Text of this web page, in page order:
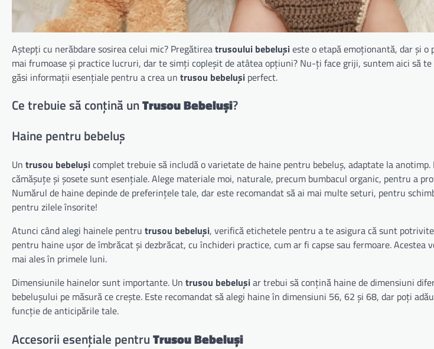
Aștepți cu nerăbdare sosirea celui mic? Pregătireatrusoului bebelușieste o etapă emoționantă, dar și o
mai frumoase și practice lucruri, dar te simți copleșit de atâtea opțiuni? Nu-ți face griji, suntem aici să
găsi informații esențiale pentru a crea un trusou bebeluși perfect.
Ce trebuie să conțină unTrusou Bebeluși?
Haine pentru bebeluș
Un trusou bebelușicomplet trebuie să includă o varietate de haine pentru bebeluș, adaptate la
cămășuțe și șosete sunt esențiale. Alege materiale moi, naturale, precum bumbacul organic, pentru a
Numărul de haine depinde de preferințele tale, dar este recomandat să ai mai multe seturi, pentru
pentru zilele însorite!
Atunci când alegi hainele pentru trusou bebeluși, verifică etichetele pentru a te asigura că sunt
pentru haine ușor de îmbrăcat și dezbrăcat, cu închideri practice, cum ar fi capse sau fermoare. Acestea
mai ales în primele luni.
Dimensiunile hainelor sunt importante. Un trusou bebelușiar trebui să conțină haine de dimensiuni
bebelușului pe măsură ce crește. Este recomandat să alegi haine în dimensiuni 56, 62 și 68, dar poți
funcție de anticipările tale.
Accesorii esențiale pentruTrusou Bebeluși